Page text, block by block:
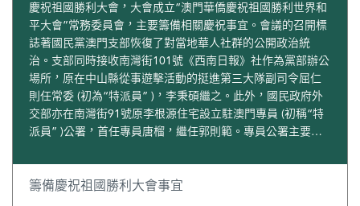
慶祝祖國勝利大會，大會成立“澳門華僑慶祝祖國勝利世界和
平大會”常務委員會，主要籌備相關慶祝事宜。會議的召開標
誌著國民黨澳門支部恢復了對當地華人社群的公開政治統
治。支部同時接收南灣街101號《西南日報》社作為黨部辦公
場所，原在中山縣從事遊擊活動的挺進第三大隊副司令屈仁
則任常委 (初為“特派員” )，李秉碩繼之。此外，國民政府外
交部亦在南灣街91號原李根源住宅設立駐澳門專員 (初稱“特
派員” )公署，首任專員唐榴，繼任郭則範。專員公署主要負
導華僑團體活動。《華僑報》1945年8月20日；婁勝華：
《轉型時期澳門社團研究：多元社會中法團主義體制解
籌備慶祝祖國勝利大會事宜